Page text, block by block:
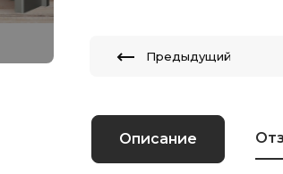
Предыдущий
Описание